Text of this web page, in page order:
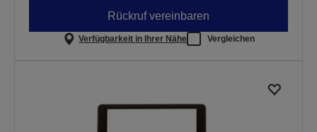
Rückruf vereinbaren
Verfügbarkeit in Ihrer Nähe Vergleichen